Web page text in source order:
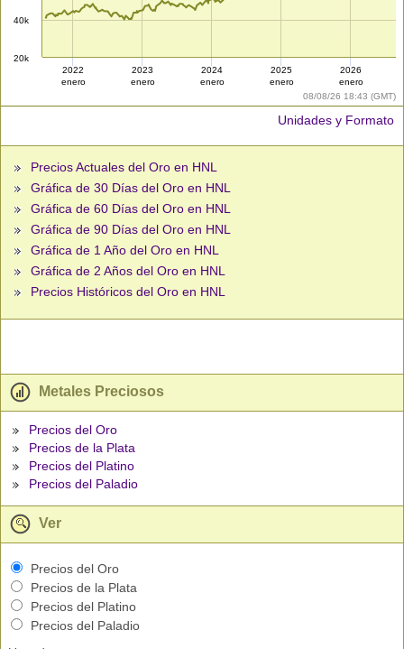
08/08/26 18:43 (GMT)
20k
40k
2022
enero
2023
enero
2024
enero
2025
enero
2026
enero
Unidades y Formato
Precios Actuales del Oro en HNL
Gráfica de 30 Días del Oro en HNL
Gráfica de 60 Días del Oro en HNL
Gráfica de 90 Días del Oro en HNL
Gráfica de 1 Año del Oro en HNL
Gráfica de 2 Años del Oro en HNL
Precios Históricos del Oro en HNL
Metales Preciosos
Precios del Oro
Precios de la Plata
Precios del Platino
Precios del Paladio
Ver
Precios del Oro
Precios de la Plata
Precios del Platino
Precios del Paladio